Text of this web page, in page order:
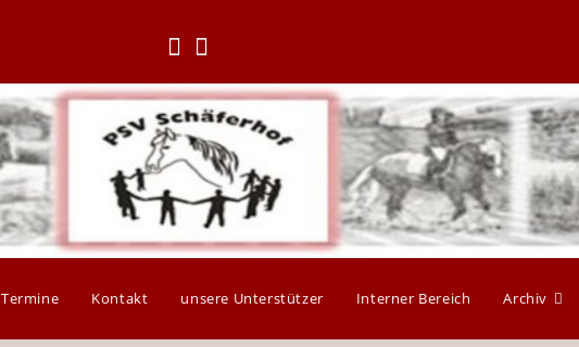
Termine Kontakt unsere Unterstützer Interner Bereich Archiv